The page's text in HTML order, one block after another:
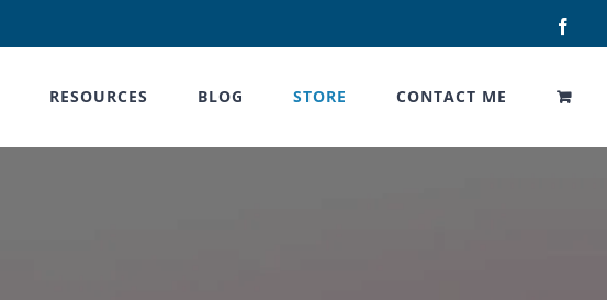
RESOURCES BLOG STORE CONTACT ME